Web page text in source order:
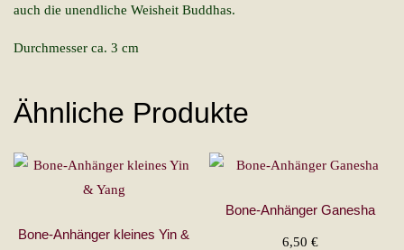
auch die unendliche Weisheit Buddhas.
Durchmesser ca. 3 cm
Ähnliche Produkte
Bone-Anhänger kleines Yin &
Bone-Anhänger Ganesha
6,50 €